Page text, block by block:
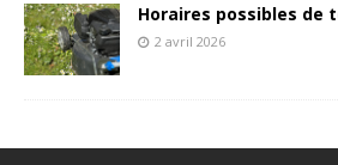
Horaires possibles de
2 avril 2026